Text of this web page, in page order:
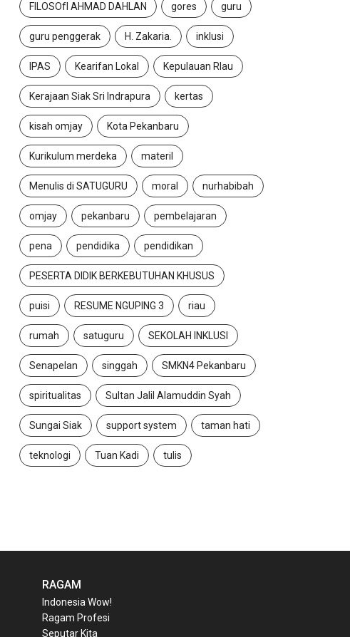
FILOSOfI AHMAD DAHLAN gores guru
guru penggerak H. Zakaria. inklusi
IPAS Kearifan Lokal Kepulauan RIau
Kerajaan Siak Sri Indrapura kertas
kisah omjay Kota Pekanbaru
Kurikulum merdeka materil
Menulis di SATUGURU moral nurhabibah
omjay pekanbaru pembelajaran
pena pendidika pendidikan
PESERTA DIDIK BERKEBUTUHAN KHUSUS
puisi RESUME NGUPING 3 riau
rumah satuguru SEKOLAH INKLUSI
Senapelan singgah SMKN4 Pekanbaru
spiritualitas Sultan Jalil Alamuddin Syah
Sungai Siak support system taman hati
teknologi Tuan Kadi tulis
RAGAM
Indonesia Wow!
Ragam Profesi
Seputar Kita